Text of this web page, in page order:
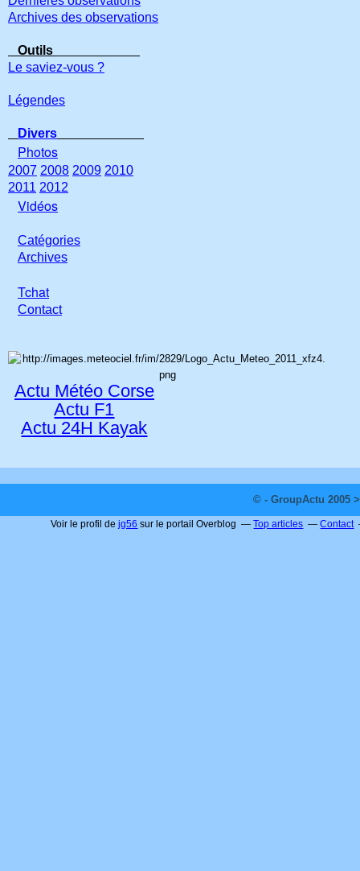
Archives des observations
Outils
Le saviez-vous ?
Légendes
Divers
Photos
2007 2008 2009 2010
2011 2012
Vidéos
Catégories
Archives
Tchat
Contact
Actu Météo Corse
Actu F1
Actu 24H Kayak
© - GroupActu 2005
Voir le profil dejg56 sur le portail Overblog Top articles Contact